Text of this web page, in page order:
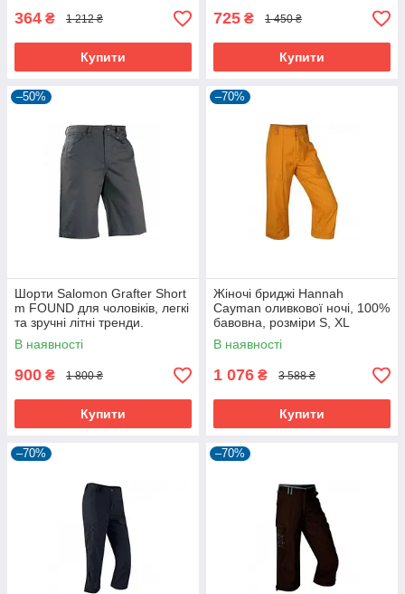
364 ₴ 1 212 ₴
Купити
725 ₴ 1 450 ₴
Купити
–50%
Шорти Salomon Grafter Short
m FOUND для чоловіків, легкі
та зручні літні тренди.
В наявності
900 ₴ 1 800 ₴
Купити
–70%
Жіночі бриджі Hannah
Cayman оливкової ночі, 100%
бавовна, розміри S, XL
В наявності
1 076 ₴ 3 588 ₴
Купити
–70% –70%